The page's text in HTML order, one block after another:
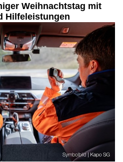
Weihnachtstag mit
Hilfeleistungen